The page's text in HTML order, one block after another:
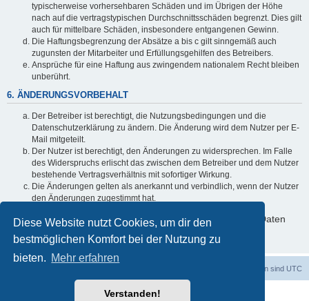
Diese Website nutzt Cookies, um dir den
bestmöglichen Komfort bei der Nutzung zu
bieten. Mehr erfahren
Verstanden!
typischerweise vorhersehbaren Schäden und im Übrigen der Höhe
nach auf die vertragstypischen Durchschnittsschäden begrenzt. Dies gilt
auch für mittelbare Schäden, insbesondere entgangenen Gewinn.
Die Haftungsbegrenzung der Absätze a bis c gilt sinngemäß auch
zugunsten der Mitarbeiter und Erfüllungsgehilfen des Betreibers.
Ansprüche für eine Haftung aus zwingendem nationalem Recht bleiben
unberührt.
6. ÄNDERUNGSVORBEHALT
Der Betreiber ist berechtigt, die Nutzungsbedingungen und die
Datenschutzerklärung zu ändern. Die Änderung wird dem Nutzer per E-
Mail mitgeteilt.
Der Nutzer ist berechtigt, den Änderungen zu widersprechen. Im Falle
des Widerspruchs erlischt das zwischen dem Betreiber und dem Nutzer
bestehende Vertragsverhältnis mit sofortiger Wirkung.
Die Änderungen gelten als anerkannt und verbindlich, wenn der Nutzer
den Änderungen zugestimmt hat.
Informationen über den Umgang mit deinen persönlichen Daten
sind in der Datenschutzerklärung enthalten.
Alle Zeiten sind UTC
Powered byphpBB® Forum Software © phpBB Limited